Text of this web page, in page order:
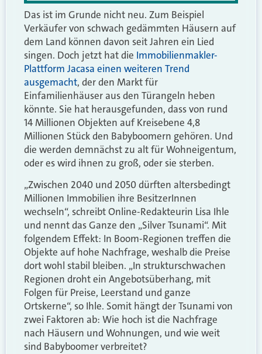
Das ist im Grunde nicht neu. Zum Beispiel
Verkäufer von schwach gedämmten Häusern auf
dem Land können davon seit Jahren ein Lied
singen. Doch jetzt hat die Immobilienmakler-
Plattform Jacasa einen weiteren Trend
ausgemacht, der den Markt für
Einfamilienhäuser aus den Türangeln heben
könnte. Sie hat herausgefunden, dass von rund
14 Millionen Objekten auf Kreisebene 4,8
Millionen Stück den Babyboomern gehören. Und
die werden demnächst zu alt für Wohneigentum,
oder es wird ihnen zu groß, oder sie sterben.
„Zwischen 2040 und 2050 dürften altersbedingt
Millionen Immobilien ihre BesitzerInnen
wechseln“, schreibt Online-Redakteurin Lisa Ihle
und nennt das Ganze den „Silver Tsunami“. Mit
folgendem Effekt: In Boom-Regionen treffen die
Objekte auf hohe Nachfrage, weshalb die Preise
dort wohl stabil bleiben. „In strukturschwachen
Regionen droht ein Angebotsüberhang, mit
Folgen für Preise, Leerstand und ganze
Ortskerne“, so Ihle. Somit hängt der Tsunami von
zwei Faktoren ab: Wie hoch ist die Nachfrage
nach Häusern und Wohnungen, und wie weit
sind Babyboomer verbreitet?